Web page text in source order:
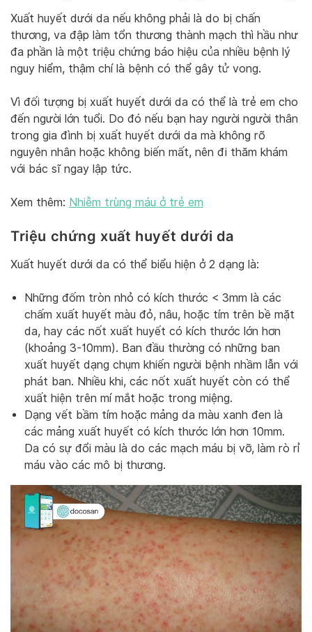
Xuất huyết dưới da nếu không phải là do bị chấn
thương, va đập làm tổn thương thành mạch thì hầu như
đa phần là một triệu chứng báo hiệu của nhiều bệnh lý
nguy hiểm, thậm chí là bệnh có thể gây tử vong.
Vì đối tượng bị xuất huyết dưới da có thể là trẻ em cho
đến người lớn tuổi. Do đó nếu bạn hay người người thân
trong gia đình bị xuất huyết dưới da mà không rõ
nguyên nhân hoặc không biến mất, nên đi thăm khám
với bác sĩ ngay lập tức.
Xem thêm: Nhiễm trùng máu ở trẻ em
Triệu chứng xuất huyết dưới da
Xuất huyết dưới da có thể biểu hiện ở 2 dạng là:
Những đốm tròn nhỏ có kích thước < 3mm là các
chấm xuất huyết màu đỏ, nâu, hoặc tím trên bề mặt
da, hay các nốt xuất huyết có kích thước lớn hơn
(khoảng 3-10mm). Ban đầu thường có những ban
xuất huyết dạng chụm khiến người bệnh nhầm lẫn với
phát ban. Nhiều khi, các nốt xuất huyết còn có thể
xuất hiện trên mí mắt hoặc trong miệng.
Dạng vết bầm tím hoặc mảng da màu xanh đen là
các mảng xuất huyết có kích thước lớn hơn 10mm.
Da có sự đổi màu là do các mạch máu bị vỡ, làm rò rỉ
máu vào các mô bị thương.